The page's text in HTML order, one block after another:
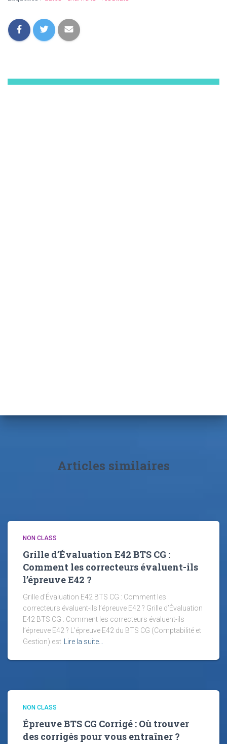
Articles similaires
NON CLASS
Grille d’Évaluation E42 BTS CG :
Comment les correcteurs évaluent-ils
l’épreuve E42 ?
Grille d’Évaluation E42 BTS CG : Comment les
correcteurs évaluent-ils l’épreuve E42 ? Grille d’Évaluation
E42 BTS CG : Comment les correcteurs évaluent-ils
l’épreuve E42 ? L’épreuve E42 du BTS CG (Comptabilité et
Gestion) est
Lire la suite…
NON CLASS
Épreuve BTS CG Corrigé : Où trouver
des corrigés pour vous entraîner ?